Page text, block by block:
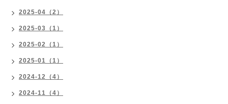
2025-04（2）
2025-03（1）
2025-02（1）
2025-01（1）
2024-12（4）
2024-11（4）